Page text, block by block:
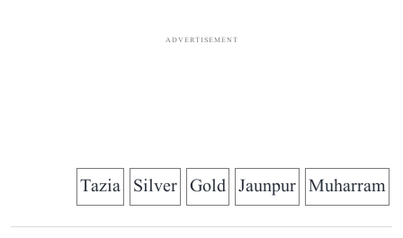
ADVERTISEMENT
Muharram
Jaunpur
Gold
Silver
Tazia